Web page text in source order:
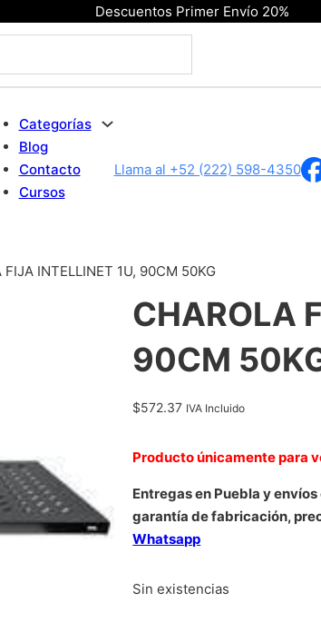
Descuentos Primer Envío 20%
Categorías
Blog
Contacto
Cursos
Llama al +52 (222) 598-4350
FIJA INTELLINET 1U, 90CM 50KG
CHAROLA
90CM
$572.37 IVA Incluido
Producto únicamente para
Entregas en Puebla y
garantía de fabricación,
Whatsapp
Sin existencias